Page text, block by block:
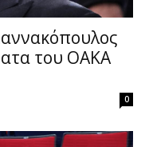
του ΟΑΚΑ
0